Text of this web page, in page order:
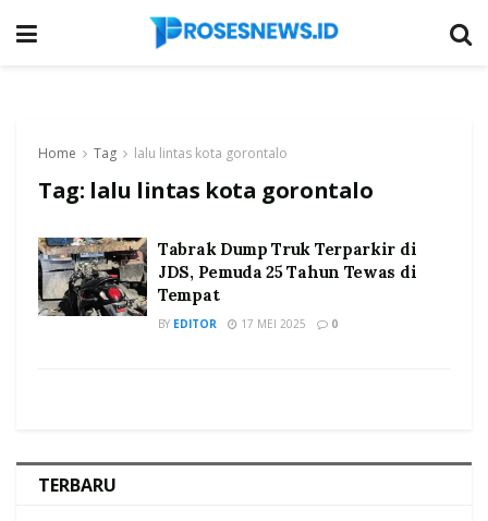
Home Tag lalu lintas kota gorontalo
Tag: lalu lintas kota gorontalo
Tabrak Dump Truk Terparkir di
JDS, Pemuda 25 Tahun Tewas di
Tempat
BY EDITOR 17 MEI 2025 0
TERBARU